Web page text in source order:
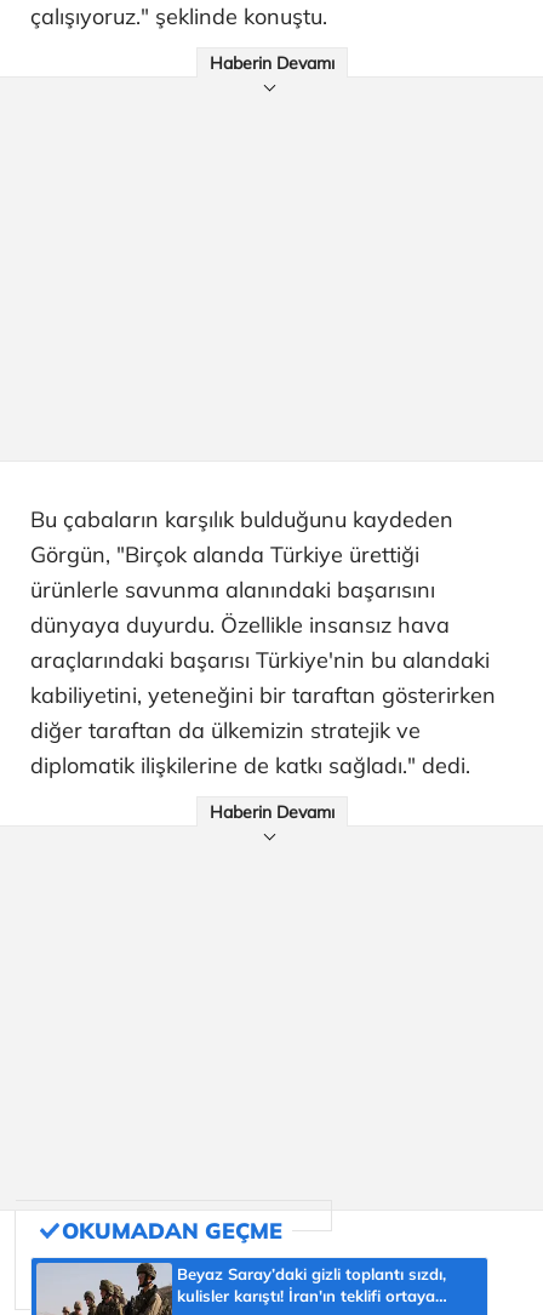
çalışıyoruz." şeklinde konuştu.
Haberin Devamı
Bu çabaların karşılık bulduğunu kaydeden
Görgün, "Birçok alanda Türkiye ürettiği
ürünlerle savunma alanındaki başarısını
dünyaya duyurdu. Özellikle insansız hava
araçlarındaki başarısı Türkiye'nin bu alandaki
kabiliyetini, yeteneğini bir taraftan gösterirken
diğer taraftan da ülkemizin stratejik ve
diplomatik ilişkilerine de katkı sağladı." dedi.
Haberin Devamı
Beyaz Saray’daki gizli toplantı sızdı,
kulisler karıştı! İran'ın teklifi ortaya